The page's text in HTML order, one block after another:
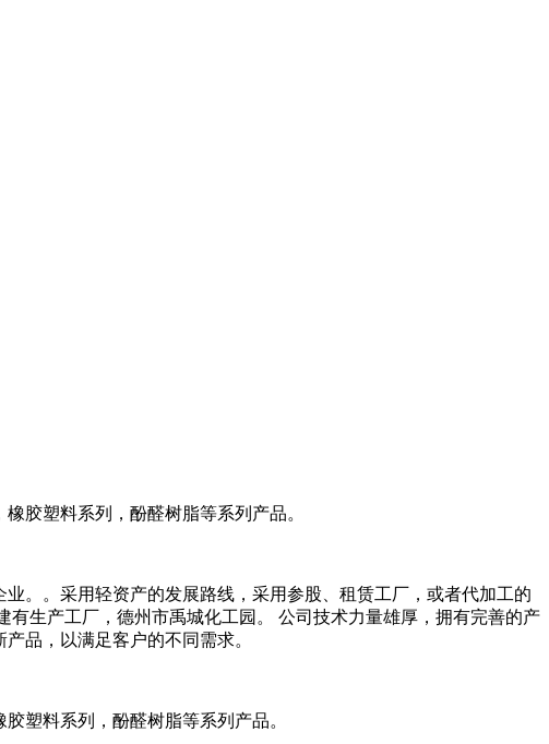
胶塑料系列，酚醛树脂等系列产品。
。。采用轻资产的发展路线，采用参股、租赁工厂，或者代加工的
生产工厂，德州市禹城化工园。 公司技术力量雄厚，拥有完善的产
品，以满足客户的不同需求。
塑料系列，酚醛树脂等系列产品。